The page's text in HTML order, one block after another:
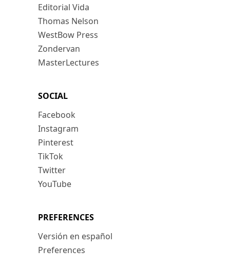
Editorial Vida
Thomas Nelson
WestBow Press
Zondervan
MasterLectures
SOCIAL
Facebook
Instagram
Pinterest
TikTok
Twitter
YouTube
PREFERENCES
Versión en español
Preferences